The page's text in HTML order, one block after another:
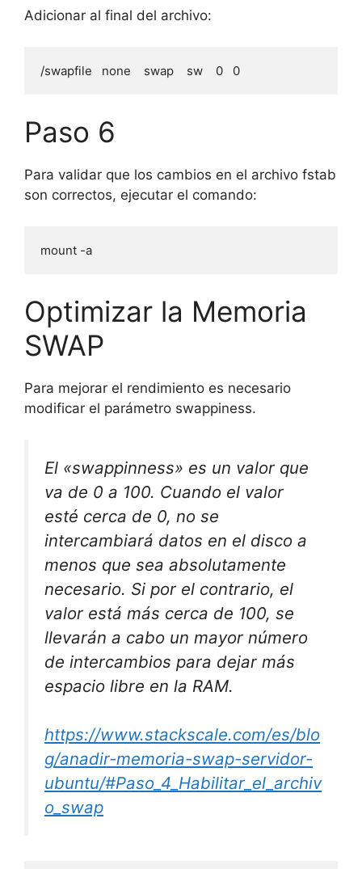
Adicionar al final del archivo:
/swapfile   none    swap    sw    0   0
Paso 6
Para validar que los cambios en el archivo fstab
son correctos, ejecutar el comando:
mount -a
Optimizar la Memoria
SWAP
Para mejorar el rendimiento es necesario
modificar el parámetro swappiness.
El «swappinness» es un valor que
va de 0 a 100. Cuando el valor
esté cerca de 0, no se
intercambiará datos en el disco a
menos que sea absolutamente
necesario. Si por el contrario, el
valor está más cerca de 100, se
llevarán a cabo un mayor número
de intercambios para dejar más
espacio libre en la RAM.
https://www.stackscale.com/es/blo
g/anadir-memoria-swap-servidor-
ubuntu/#Paso_4_Habilitar_el_archiv
o_swap